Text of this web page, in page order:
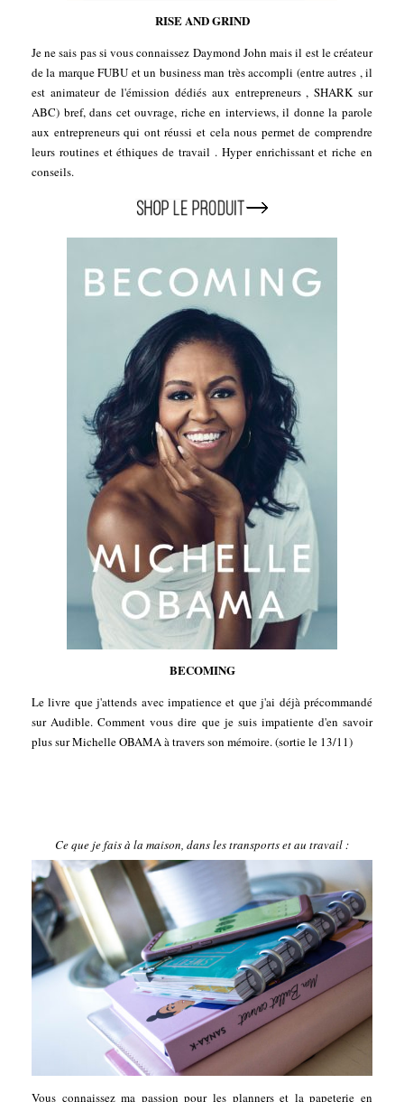
RISE AND GRIND
Je ne sais pas si vous connaissez Daymond John mais il est le créateur
de la marque FUBU et un business man très accompli (entre autres , il
est animateur de l'émission dédiés aux entrepreneurs , SHARK sur
ABC) bref, dans cet ouvrage, riche en interviews, il donne la parole
aux entrepreneurs qui ont réussi et cela nous permet de comprendre
leurs routines et éthiques de travail . Hyper enrichissant et riche en
conseils.
BECOMING
Le livre que j'attends avec impatience et que j'ai déjà précommandé
sur Audible. Comment vous dire que je suis impatiente d'en savoir
plus sur Michelle OBAMA à travers son mémoire. (sortie le 13/11)
Ce que je fais à la maison, dans les transports et au travail :
Vous connaissez ma passion pour les planners et la papeterie en